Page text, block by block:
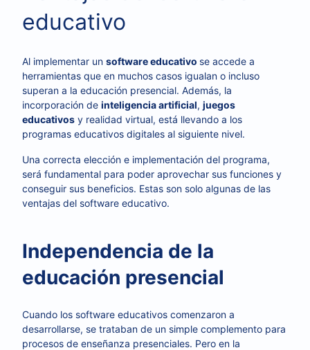
educativo
Al implementar un software educativo se accede a
herramientas que en muchos casos igualan o incluso
superan a la educación presencial. Además, la
incorporación de inteligencia artificial, juegos
educativos y realidad virtual, está llevando a los
programas educativos digitales al siguiente nivel.
Una correcta elección e implementación del programa,
será fundamental para poder aprovechar sus funciones y
conseguir sus beneficios. Estas son solo algunas de las
ventajas del software educativo.
Independencia de la
educación presencial
Cuando los software educativos comenzaron a
desarrollarse, se trataban de un simple complemento para
procesos de enseñanza presenciales. Pero en la